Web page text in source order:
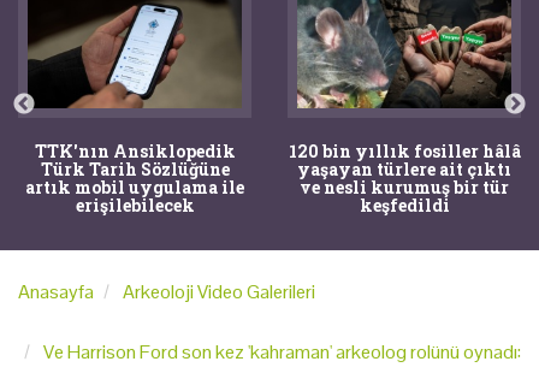
TTK'nın Ansiklopedik
Türk Tarih Sözlüğüne
artık mobil uygulama ile
erişilebilecek
120 bin yıllık fosiller hâlâ
yaşayan türlere ait çıktı
ve nesli kurumuş bir tür
keşfedildi
Anasayfa Arkeoloji Video Galerileri
Ve Harrison Ford son kez 'kahraman' arkeolog rolünü oynadı: